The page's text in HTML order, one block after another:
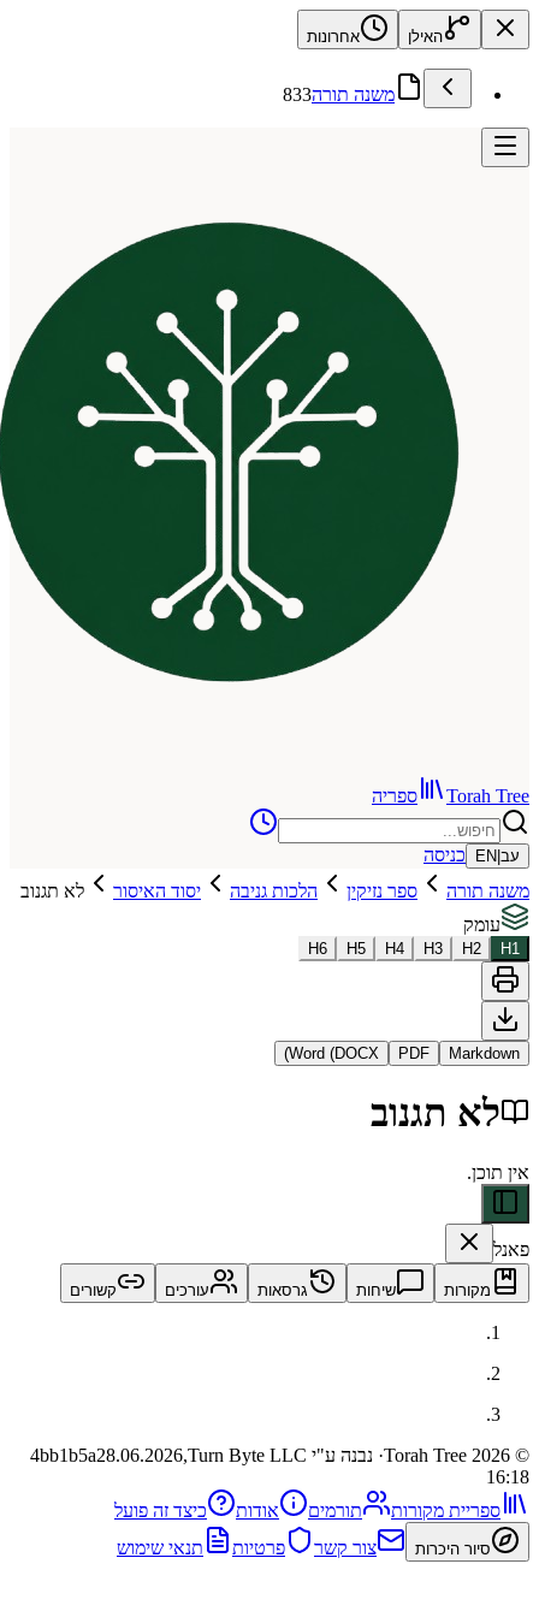
האילן אחרונות
משנה תורה833
ספריה
כניסה
ספר נזיקין הלכות גניבה יסוד האיסור
לא תגנוב
H3
H4
H5
H6
PDF
Word (DOCX)
תגנוב
שיחות גרסאות עורכים קשורים
· נבנה ע"י Turn Byte LLC 4bb1b5a28.06.2026,
מקורות תורמים אודות כיצד זה פועל
היכרות צור קשר פרטיות תנאי שימוש